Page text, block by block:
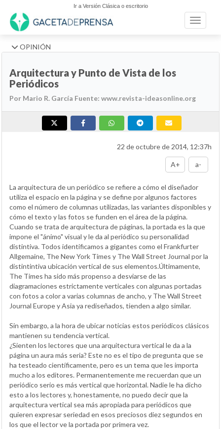
Ir a Versión Clásica o escritorio
Toggle
OPINIÓN
Arquitectura y Punto de Vista de los
Periódicos
Por Mario R. García Fuente: www.revista-ideasonline.org
22 de octubre de 2014, 12:37h
A+ a-
La arquitectura de un periódico se refiere a cómo el diseñador
utiliza el espacio en la página y se define por algunos factores
como el número de columnas utilizadas, las variantes disponibles y
cómo el texto y las fotos se funden en el área de la página.
Cuando se trata de arquitectura de páginas, la portada es la que
impone el "ánimo" visual y le da al periódico su personalidad
distintiva. Todos identificamos a gigantes como el Frankfurter
Allgemaine, The New York Times y The Wall Street Journal por la
distintintiva ubicación vertical de sus elementos.Últimamente,
The Times ha sido más propenso a desviarse de las
diagramaciones estrictamente verticales con algunas portadas
con fotos a color a varias columnas de ancho, y The Wall Street
Journal Europe y Asia ya rediseñados, tienden a algo similar.
Sin embargo, a la hora de ubicar noticias estos periódicos clásicos
mantienen su tendencia vertical.
¿Sienten los lectores que una arquitectura vertical le da a la
página un aura más seria? Este no es el tipo de pregunta que se
ha testeado científicamente, pero es un tema que les importa
mucho a los editores. Permanentemente me recuerdan que un
periódico serio es más vertical que horizontal. Nadie le ha dicho
esto a los lectores y, honestamente, no puedo decir que la
arquitectura vertical sea más apropiada para periódicos que
quieren expresar seriedad en esos preciosos diez segundos en
los que el lector ve la portada por primera vez.